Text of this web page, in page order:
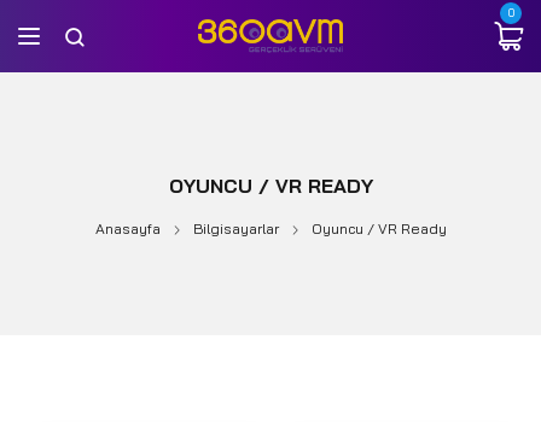
0
OYUNCU / VR READY
Anasayfa Bilgisayarlar Oyuncu / VR Ready